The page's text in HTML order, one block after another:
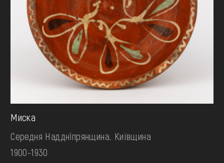
Миска
Середня Наддніпрянщина. Київщина
1900-1930